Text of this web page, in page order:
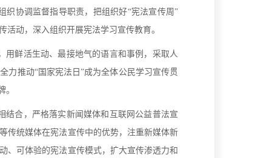
协调监督指导职责，把组织好“宪法宣传周”
动，深入组织开展宪法学习宣传教育。
鲜活生动、最接地气的语言和事例，采取人
力推动“国家宪法日”成为全体公民学习宣传贯
。
合，严格落实新闻媒体和互联网公益普法宣
传统媒体在宪法宣传中的优势，注重新媒体新
、可体验的宪法宣传模式，扩大宣传渗透力和